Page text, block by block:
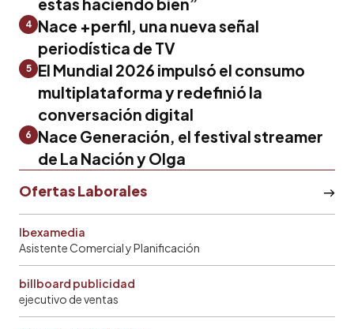
4 Nace +perfil, una nueva señal
periodística de TV
5
El Mundial 2026 impulsó el consumo
multiplataforma y redefinió la
conversación digital
6
Nace Generación, el festival streamer
de La Nación y Olga
Ofertas Laborales
Ibexamedia
Asistente Comercial y Planificación
billboard publicidad
ejecutivo de ventas